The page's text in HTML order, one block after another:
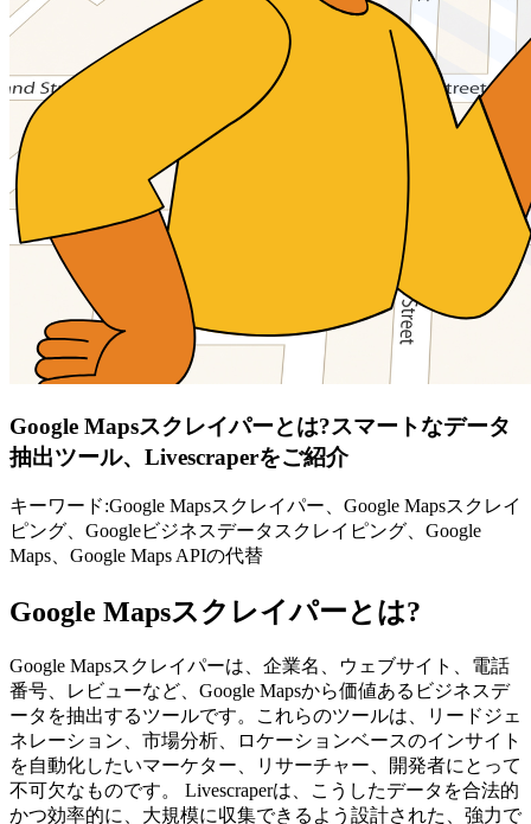
Google Mapsスクレイパーとは?スマートなデータ
抽出ツール、Livescraperをご紹介
キーワード:Google Mapsスクレイパー、Google Mapsスクレイ
ピング、Googleビジネスデータスクレイピング、Google
Maps、Google Maps APIの代替
Google Mapsスクレイパーとは?
Google Mapsスクレイパーは、企業名、ウェブサイト、電話
番号、レビューなど、Google Mapsから価値あるビジネスデ
ータを抽出するツールです。これらのツールは、リードジェ
ネレーション、市場分析、ロケーションベースのインサイト
を自動化したいマーケター、リサーチャー、開発者にとって
不可欠なものです。 Livescraperは、こうしたデータを合法的
かつ効率的に、大規模に収集できるよう設計された、強力で